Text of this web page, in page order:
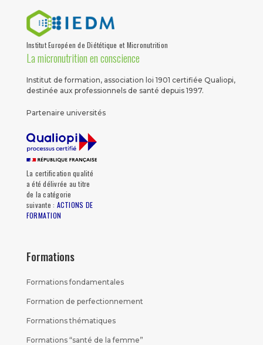
Institut Européen de Diététique et Micronutrition
La micronutrition en conscience
Institut de formation, association loi 1901 certifiée Qualiopi,
destinée aux professionnels de santé depuis 1997.
Partenaire universités
La certification qualité
a été délivrée au titre
de la catégorie
suivante : ACTIONS DE
FORMATION
Formations
Formations fondamentales
Formation de perfectionnement
Formations thématiques
Formations “santé de la femme”